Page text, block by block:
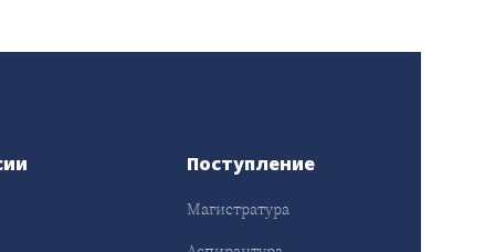
Поступление
Магистратура